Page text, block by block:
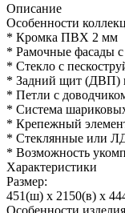
Описание
Особенности
* Кромка ПВХ 2 мм
* Рамочные фасады с
* Стекло с
* Задний щит (ДВП)
* Петли с
* Система
* Крепежный
* Стеклянные или
* Возможность
Характеристики
Размер:
451(ш) x 2150(в) x
Особенности